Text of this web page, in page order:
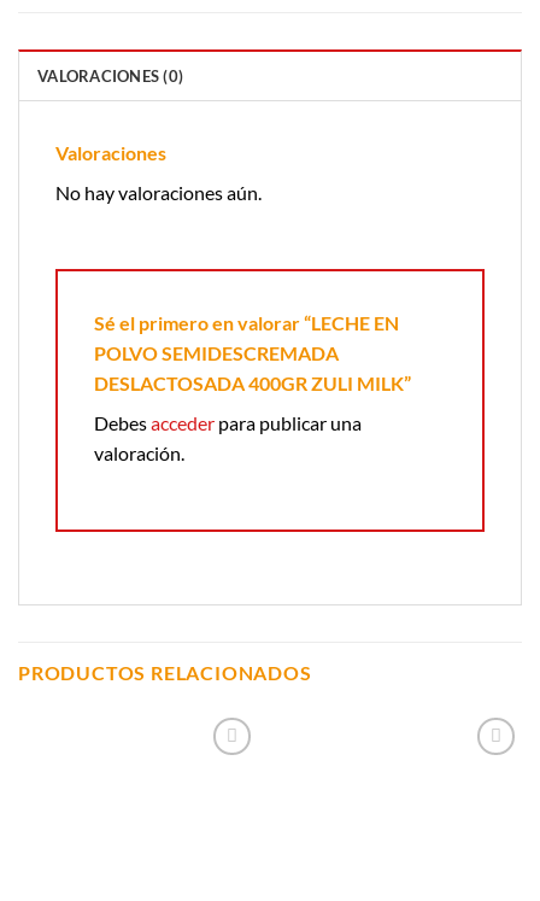
VALORACIONES (0)
Valoraciones
No hay valoraciones aún.
Sé el primero en valorar “LECHE EN
POLVO SEMIDESCREMADA
DESLACTOSADA 400GR ZULI MILK”
Debesacceder para publicar una
valoración.
PRODUCTOS RELACIONADOS